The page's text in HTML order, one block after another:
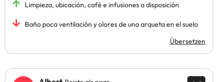
Limpieza, ubicación, café e infusiones a disposición
Baño poca ventilación y olores de una arqueta en el suelo
Übersetzen